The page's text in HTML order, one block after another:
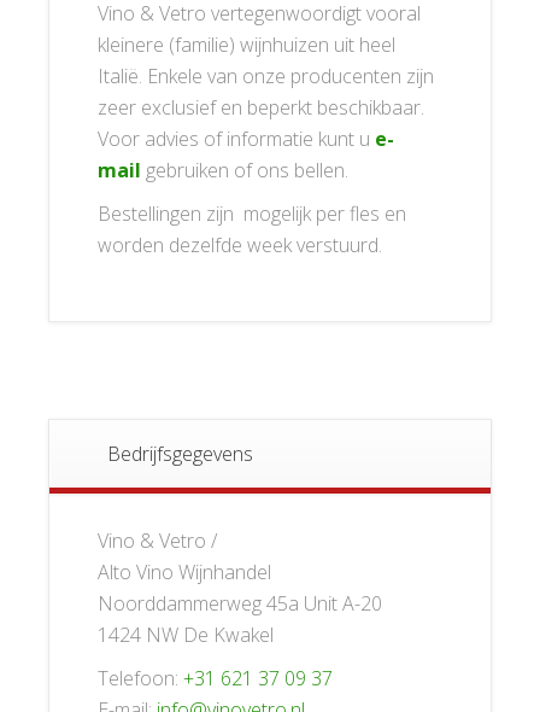
Vino & Vetro vertegenwoordigt vooral
kleinere (familie) wijnhuizen uit heel
Italië. Enkele van onze producenten zijn
zeer exclusief en beperkt beschikbaar.
Voor advies of informatie kunt u e-
mail gebruiken of ons bellen.
Bestellingen zijn mogelijk per fles en
worden dezelfde week verstuurd.
Bedrijfsgegevens
Vino & Vetro /
Alto Vino Wijnhandel
Noorddammerweg 45a Unit A-20
1424 NW De Kwakel
Telefoon: +31 621 37 09 37